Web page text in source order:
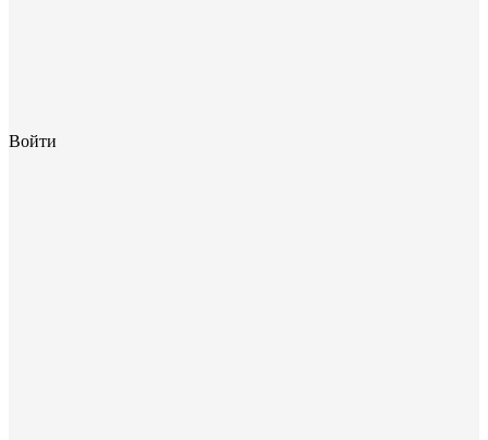
Войти